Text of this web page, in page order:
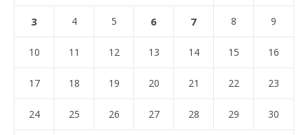
3 4 5 6 7 8 9
10 11 12 13 14 15 16
17 18 19 20 21 22 23
24 25 26 27 28 29 30